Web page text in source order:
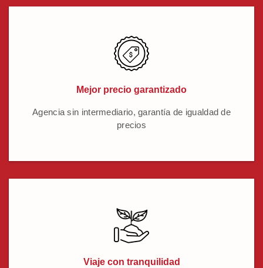
Mejor precio garantizado
Agencia sin intermediario, garantía de igualdad de
precios
Viaje con tranquilidad